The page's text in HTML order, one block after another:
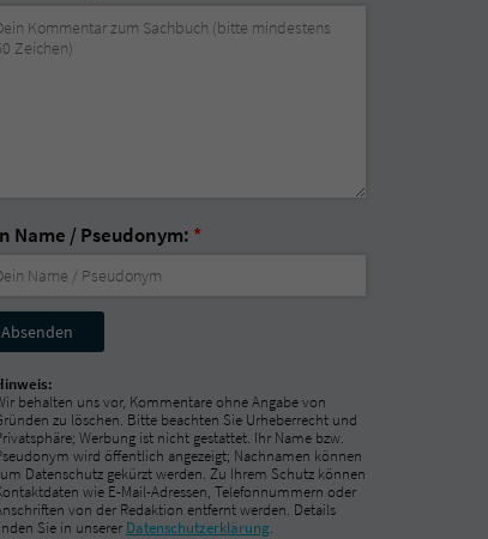
Name / Pseudonym: *
behalten uns vor, Kommentare ohne Angabe von
zu löschen. Bitte beachten Sie Urheberrecht und
Werbung ist nicht gestattet. Ihr Name bzw.
wird öffentlich angezeigt; Nachnamen können
Datenschutz gekürzt werden. Zu Ihrem Schutz können
wie E-Mail-Adressen, Telefonnummern oder
von der Redaktion entfernt werden. Details
Sie in unserer Datenschutzerklärung.